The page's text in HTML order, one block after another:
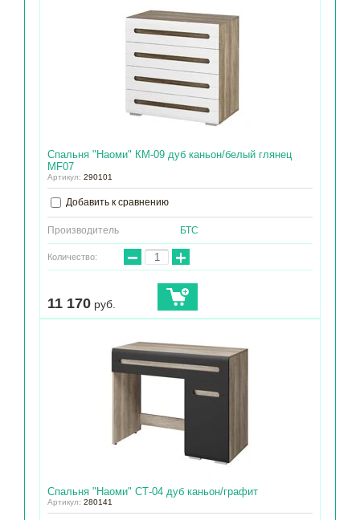
Спальня "Наоми" КМ-09 дуб каньон/белый глянец
МF07
Артикул: 290101
Добавить к сравнению
Производитель БТС
Количество: − +
11 170 руб.
Спальня "Наоми" СТ-04 дуб каньон/графит
Артикул: 280141